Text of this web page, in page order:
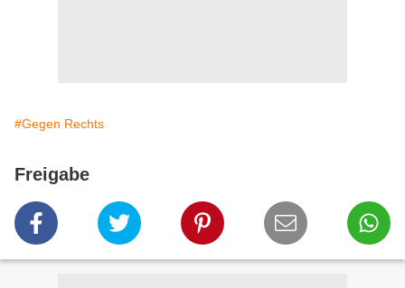
#Gegen Rechts
Freigabe